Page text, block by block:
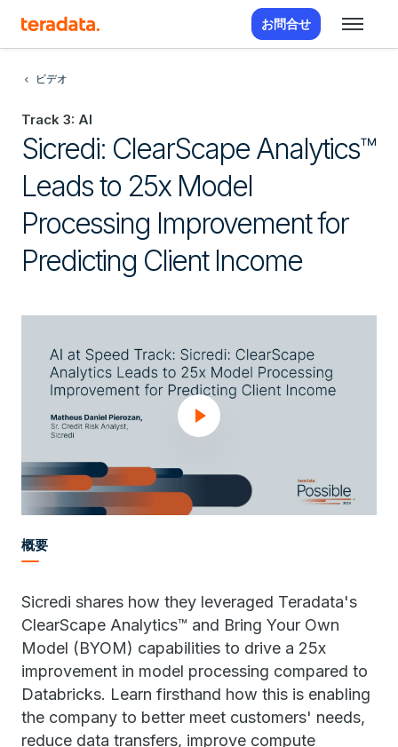
お問合せ
ビデオ
Track 3: AI
Sicredi: ClearScape Analytics™
Leads to 25x Model
Processing Improvement for
Predicting Client Income
概要
Sicredi shares how they leveraged Teradata's
ClearScape Analytics™ and Bring Your Own
Model (BYOM) capabilities to drive a 25x
improvement in model processing compared to
Databricks. Learn firsthand how this is enabling
the company to better meet customers' needs,
reduce data transfers, improve compute